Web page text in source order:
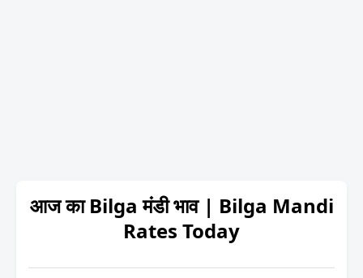
आज का Bilga मंडी भाव | Bilga Mandi
Rates Today